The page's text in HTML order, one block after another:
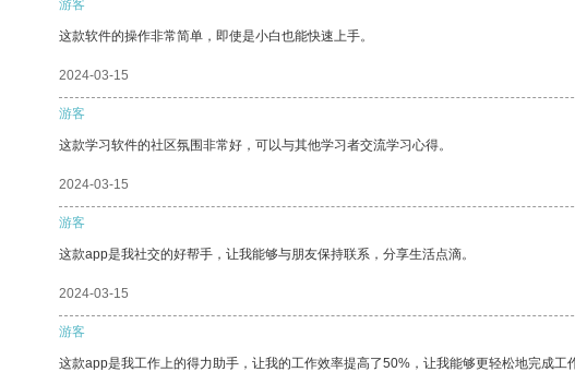
游客
这款软件的操作非常简单，即使是小白也能快速上手。
2024-03-15
游客
这款学习软件的社区氛围非常好，可以与其他学习者交流学习心得。
2024-03-15
游客
这款app是我社交的好帮手，让我能够与朋友保持联系，分享生活点滴。
2024-03-15
游客
这款app是我工作上的得力助手，让我的工作效率提高了50%，让我能够更轻松地完成工